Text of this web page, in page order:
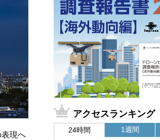
現へ
アクセスランキング
24時間 1週間